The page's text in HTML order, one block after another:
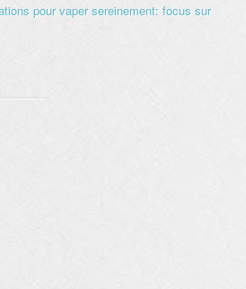
pour vaper sereinement: focus sur